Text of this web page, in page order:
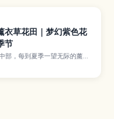
衣草花田｜梦幻紫色花
节
部，每到夏季一望无际的薰衣
紫色海洋。本文介绍花期时
与罂粟、向日葵等花卉交织而